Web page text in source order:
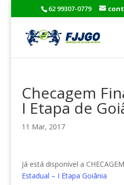
62 99307-0779
Checagem
I Etapa de
11 Mar, 2017
Já está disponível a
Estadual – I Etapa Goiânia